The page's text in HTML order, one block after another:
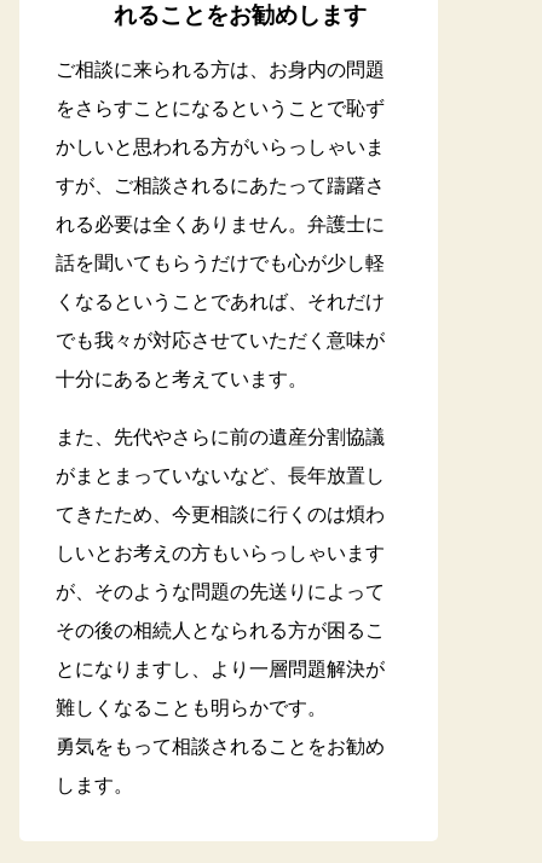
れることをお勧めします
ご相談に来られる方は、お身内の問題
をさらすことになるということで恥ず
かしいと思われる方がいらっしゃいま
すが、ご相談されるにあたって躊躇さ
れる必要は全くありません。弁護士に
話を聞いてもらうだけでも心が少し軽
くなるということであれば、それだけ
でも我々が対応させていただく意味が
十分にあると考えています。
また、先代やさらに前の遺産分割協議
がまとまっていないなど、長年放置し
てきたため、今更相談に行くのは煩わ
しいとお考えの方もいらっしゃいます
が、そのような問題の先送りによって
その後の相続人となられる方が困るこ
とになりますし、より一層問題解決が
難しくなることも明らかです。
勇気をもって相談されることをお勧め
します。